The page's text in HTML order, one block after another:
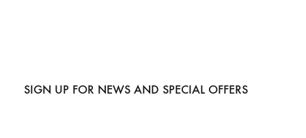
SIGN UP FOR NEWS AND SPECIAL OFFERS